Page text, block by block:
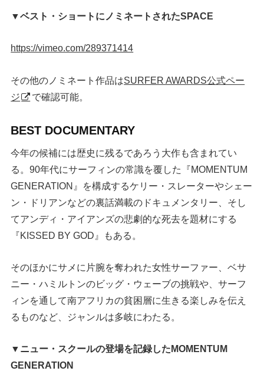
▼ベスト・ショートにノミネートされたSPACE
https://vimeo.com/289371414
その他のノミネート作品はSURFER AWARDS公式ペー
ジ
で確認可能。
BEST DOCUMENTARY
今年の候補には歴史に残るであろう大作も含まれてい
る。90年代にサーフィンの常識を覆した『MOMENTUM
GENERATION』を構成するケリー・スレーターやシェー
ン・ドリアンなどの裏話満載のドキュメンタリー、そし
てアンディ・アイアンズの悲劇的な死去を題材にする
『KISSED BY GOD』もある。
そのほかにサメに片腕を奪われた女性サーファー、ベサ
ニー・ハミルトンのビッグ・ウェーブの挑戦や、サーフ
ィンを通して南アフリカの貧困層に生きる楽しみを伝え
るものなど、ジャンルは多岐にわたる。
▼ニュー・スクールの登場を記録したMOMENTUM
GENERATION